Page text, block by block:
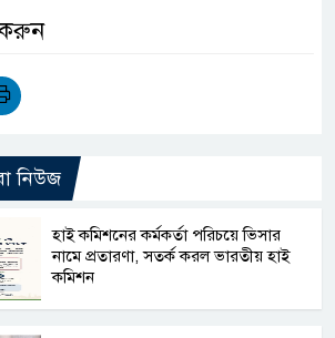
করুন
নিউজ
হাই কমিশনের কর্মকর্তা পরিচয়ে ভিসার
নামে প্রতারণা, সতর্ক করল ভারতীয় হাই
কমিশন